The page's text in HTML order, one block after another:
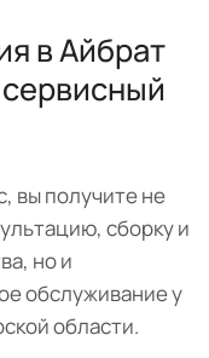
в Айбрат
вы получите не
сборку и
но и
обслуживание у
области.